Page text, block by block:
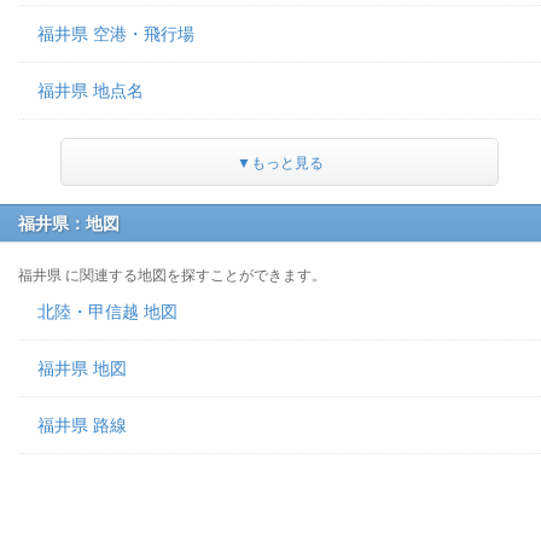
福井県 空港・飛行場
福井県 地点名
▼もっと見る
福井県：地図
福井県 に関連する地図を探すことができます。
北陸・甲信越 地図
福井県 地図
福井県 路線